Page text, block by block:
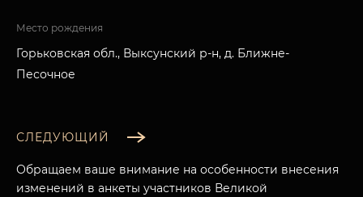
Место рождения
Горьковская обл., Выксунский р-н, д. Ближне-
Песочное
СЛЕДУЮЩИЙ
Обращаем ваше внимание на особенности внесения
изменений в анкеты участников Великой